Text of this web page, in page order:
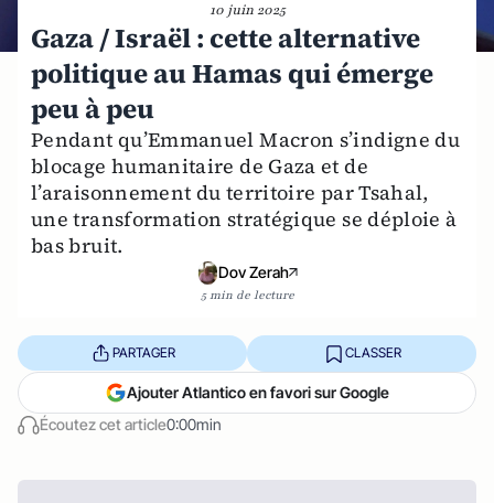
10 juin 2025
Gaza / Israël : cette alternative
politique au Hamas qui émerge
peu à peu
Pendant qu’Emmanuel Macron s’indigne du
blocage humanitaire de Gaza et de
l’araisonnement du territoire par Tsahal,
une transformation stratégique se déploie à
bas bruit.
Dov Zerah
5 min de lecture
Écoutez cet article0:00min
PARTAGER CLASSER
Ajouter Atlantico en favori sur Google